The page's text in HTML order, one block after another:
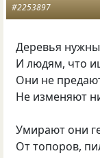
#2253897
Деревья
И людям, что
Они не
Не изменяют
Умирают они
От топоров,